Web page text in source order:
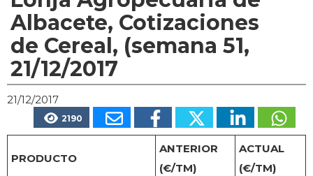
Albacete, Cotizaciones
de Cereal, (semana 51,
21/12/2017
21/12/2017
2190
PRODUCTO
ANTERIOR
(€/TM)
ACTUAL
(€/TM)